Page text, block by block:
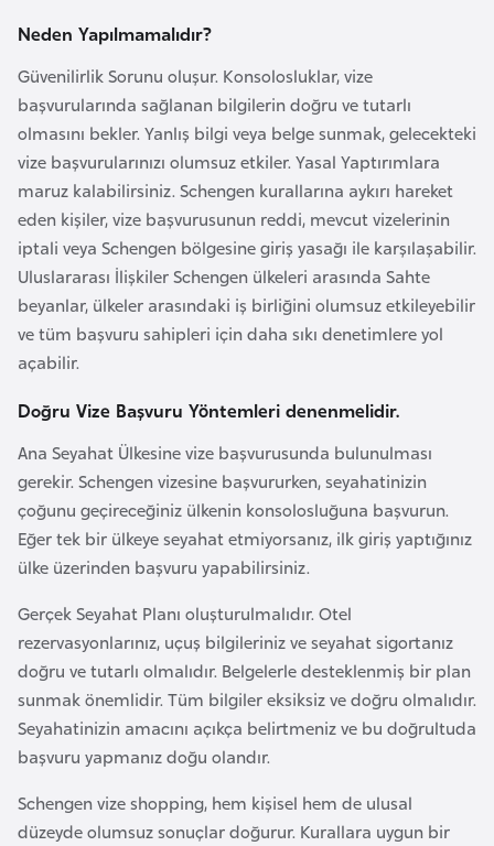
Neden Yapılmamalıdır?
Güvenilirlik Sorunu oluşur. Konsolosluklar, vize
başvurularında sağlanan bilgilerin doğru ve tutarlı
olmasını bekler. Yanlış bilgi veya belge sunmak, gelecekteki
vize başvurularınızı olumsuz etkiler. Yasal Yaptırımlara
maruz kalabilirsiniz. Schengen kurallarına aykırı hareket
eden kişiler, vize başvurusunun reddi, mevcut vizelerinin
iptali veya Schengen bölgesine giriş yasağı ile karşılaşabilir.
Uluslararası İlişkiler Schengen ülkeleri arasında Sahte
beyanlar, ülkeler arasındaki iş birliğini olumsuz etkileyebilir
ve tüm başvuru sahipleri için daha sıkı denetimlere yol
açabilir.
Doğru Vize Başvuru Yöntemleri denenmelidir.
Ana Seyahat Ülkesine vize başvurusunda bulunulması
gerekir. Schengen vizesine başvururken, seyahatinizin
çoğunu geçireceğiniz ülkenin konsolosluğuna başvurun.
Eğer tek bir ülkeye seyahat etmiyorsanız, ilk giriş yaptığınız
ülke üzerinden başvuru yapabilirsiniz.
Gerçek Seyahat Planı oluşturulmalıdır. Otel
rezervasyonlarınız, uçuş bilgileriniz ve seyahat sigortanız
doğru ve tutarlı olmalıdır. Belgelerle desteklenmiş bir plan
sunmak önemlidir. Tüm bilgiler eksiksiz ve doğru olmalıdır.
Seyahatinizin amacını açıkça belirtmeniz ve bu doğrultuda
başvuru yapmanız doğu olandır.
Schengen vize shopping, hem kişisel hem de ulusal
düzeyde olumsuz sonuçlar doğurur. Kurallara uygun bir
K
ü
b
a
K
u
v
e
y
t
L
s
o
t
h
o
L
e
t
o
n
a